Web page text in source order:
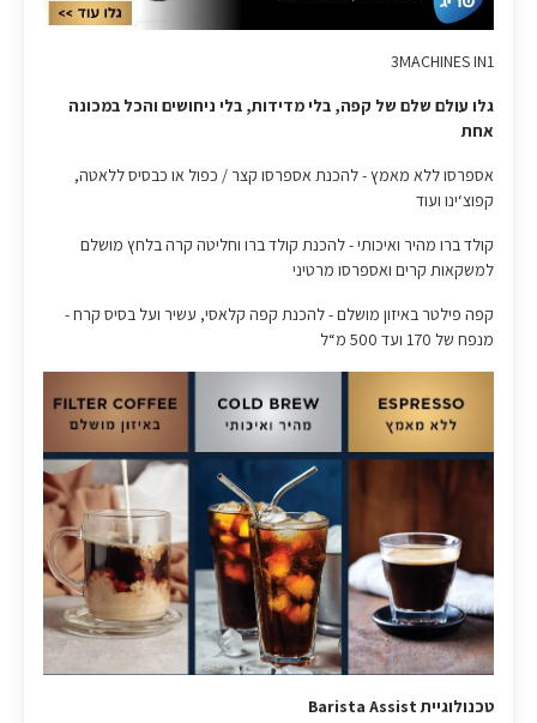
3MACHINES IN1
גלו עולם שלם של קפה, בלי מדידות, בלי ניחושים והכל במכונה
אחת
אספרסו ללא מאמץ - להכנת אספרסו קצר / כפול או כבסיס ללאטה,
קפוצ‘ינו ועוד
קולד ברו מהיר ואיכותי - להכנת קולד ברו וחליטה קרה בלחץ מושלם
למשקאות קרים ואספרסו מרטיני
קפה פילטר באיזון מושלם - להכנת קפה קלאסי, עשיר ועל בסיס קרח -
מנפח של 170 ועד 500 מ“ל
טכנולוגיית Barista Assist